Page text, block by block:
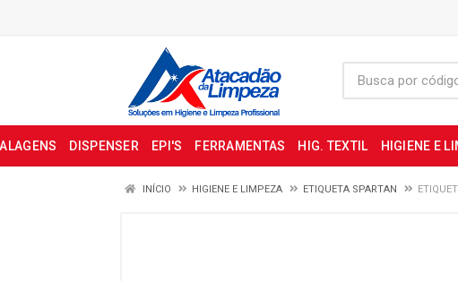
DISPENSER EPI'S FERRAMENTAS HIG. TEXTIL HIGIENE E
INÍCIO HIGIENE E LIMPEZA ETIQUETA SPARTAN